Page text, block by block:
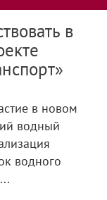
в
в новом
водный
водного